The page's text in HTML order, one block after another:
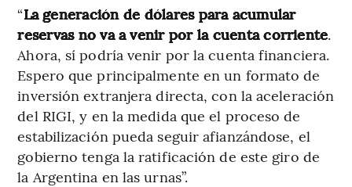
“La generación de dólares para acumular
reservas no va a venir por la cuenta corriente.
Ahora, sí podría venir por la cuenta financiera.
Espero que principalmente en un formato de
inversión extranjera directa, con la aceleración
del RIGI, y en la medida que el proceso de
estabilización pueda seguir afianzándose, el
gobierno tenga la ratificación de este giro de
la Argentina en las urnas”.